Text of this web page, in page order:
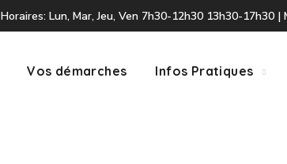
Horaires: Lun, Mar, Jeu, Ven 7h30-12h30 13h30-17h30
Vos démarches Infos Pratiques